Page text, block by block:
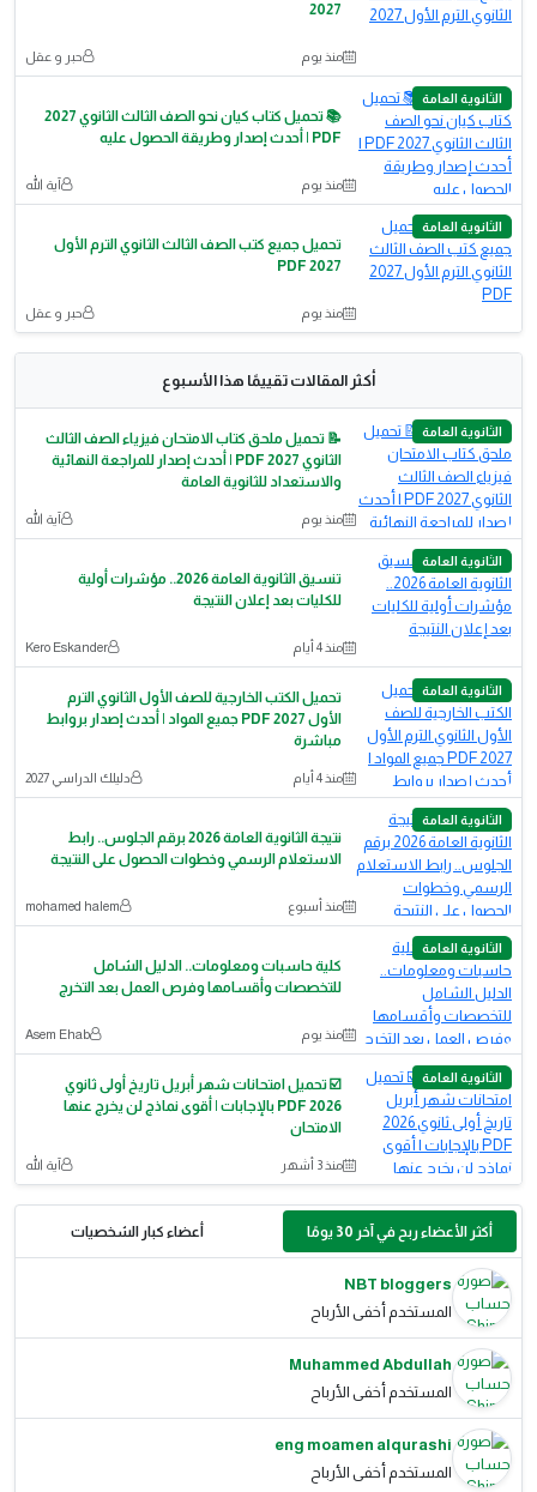
2027
منذ يوم حبر و عقل
الثانوية العامة
📚 تحميل كتاب كيان نحو الصف الثالث الثانوي 2027
PDF | أحدث إصدار وطريقة الحصول عليه
منذ يوم آية الله
الثانوية العامة
تحميل جميع كتب الصف الثالث الثانوي الترم الأول
2027 PDF
منذ يوم حبر و عقل
أكثر المقالات تقييمًا هذا الأسبوع
الثانوية العامة
📝 تحميل ملحق كتاب الامتحان فيزياء الصف الثالث
الثانوي 2027 PDF | أحدث إصدار للمراجعة النهائية
والاستعداد للثانوية العامة
منذ يوم آية الله
الثانوية العامة
تنسيق الثانوية العامة 2026.. مؤشرات أولية
للكليات بعد إعلان النتيجة
منذ 4 أيام Kero Eskander
الثانوية العامة
تحميل الكتب الخارجية للصف الأول الثانوي الترم
الأول 2027 PDF جميع المواد | أحدث إصدار بروابط
مباشرة
منذ 4 أيام دليلك الدراسي 2027
الثانوية العامة
نتيجة الثانوية العامة 2026 برقم الجلوس.. رابط
الاستعلام الرسمي وخطوات الحصول على النتيجة
منذ أسبوع mohamed halem
الثانوية العامة
كلية حاسبات ومعلومات.. الدليل الشامل
للتخصصات وأقسامها وفرص العمل بعد التخرج
منذ يوم Asem Ehab
الثانوية العامة
☑️ تحميل امتحانات شهر أبريل تاريخ أولى ثانوي
2026 PDF بالإجابات | أقوى نماذج لن يخرج عنها
الامتحان
منذ 3 أشهر آية الله
أكثر الأعضاء ربح في آخر 30 يومًا أعضاء كبار الشخصيات
NBT bloggers
المستخدم أخفى الأرباح
Muhammed Abdullah
المستخدم أخفى الأرباح
eng moamen alqurashi
المستخدم أخفى الأرباح